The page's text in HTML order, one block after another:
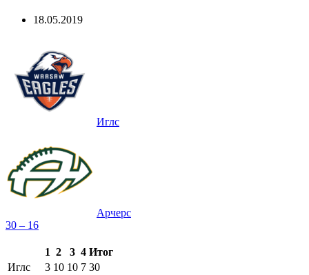
18.05.2019
Иглс
Арчерс
30 – 16
1 2 3 4 Итог
Иглс
3 10 10 7 30